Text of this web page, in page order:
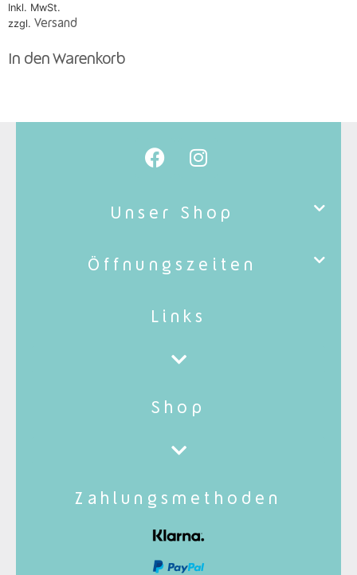
Inkl. MwSt.
zzgl. Versand
In den Warenkorb
Unser Shop
Öffnungszeiten
Links
Shop
Zahlungsmethoden